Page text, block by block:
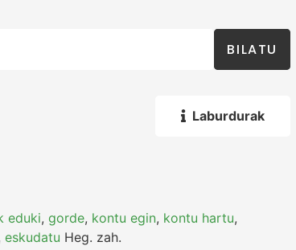
BILATU
Laburdurak
eduki, gorde, kontu egin, kontu hartu,
eskudatu Heg. zah.